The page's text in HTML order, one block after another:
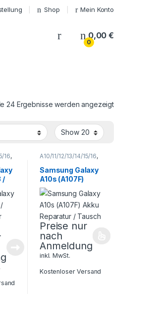
Shop Mein Konto
My Account
0
0,00€
24 Ergebnisse werden angezeigt
16,
/
A10/11/12/13/14/15/16,
Samsung,
Smartphone
Reparatur
Samsung Galaxy
A10s (A107F)
Akku Reparatur /
Tausch
Preise nur
nach
Anmeldung
inkl. MwSt.
Kostenloser Versand